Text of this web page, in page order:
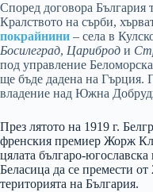
Според договора България
Кралството на сърби,
покрайнини – села в
Босилеград, Цариброд и
под управление
ще бъде дадена на Гърция.
владение над Южна
През лятото на 1919 г.
френския премиер Жорж
цялата българо-
Беласица да се премести
територията на България.